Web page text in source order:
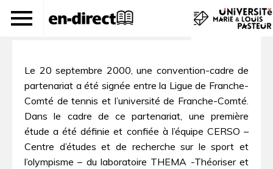
Le tennis en Franche-Comté
Le 20 septembre 2000, une convention-cadre de
partenariat a été signée entre la Ligue de Franche-
Comté de tennis et l’université de Franche-Comté.
Dans le cadre de ce partenariat, une première
étude a été définie et confiée à l’équipe CERSO –
Centre d’études et de recherche sur le sport et
l’olympisme – du laboratoire THEMA -Théoriser et